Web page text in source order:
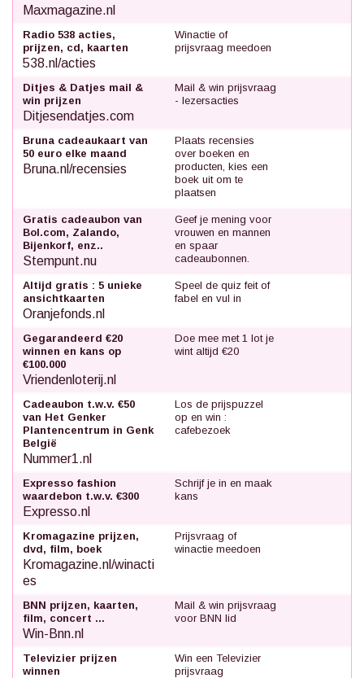
Maxmagazine.nl
Radio 538 acties,
prijzen, cd, kaarten
538.nl/acties
Winactie of
prijsvraag meedoen
Ditjes & Datjes mail &
win prijzen
Ditjesendatjes.com
Mail & win prijsvraag
- lezersacties
Bruna cadeaukaart van
50 euro elke maand
Bruna.nl/recensies
Plaats recensies
over boeken en
producten, kies een
boek uit om te
plaatsen
Gratis cadeaubon van
Bol.com, Zalando,
Bijenkorf, enz..
Stempunt.nu
Geef je mening voor
vrouwen en mannen
en spaar
cadeaubonnen.
Altijd gratis : 5 unieke
ansichtkaarten
Oranjefonds.nl
Speel de quiz feit of
fabel en vul in
Gegarandeerd €20
winnen en kans op
€100.000
Vriendenloterij.nl
Doe mee met 1 lot je
wint altijd €20
Cadeaubon t.w.v. €50
van Het Genker
Plantencentrum in Genk
België
Nummer1.nl
Los de prijspuzzel
op en win :
cafebezoek
Expresso fashion
waardebon t.w.v. €300
Expresso.nl
Schrijf je in en maak
kans
Kromagazine prijzen,
dvd, film, boek
Kromagazine.nl/winacti
es
Prijsvraag of
winactie meedoen
BNN prijzen, kaarten,
film, concert ...
Win-Bnn.nl
Mail & win prijsvraag
voor BNN lid
Televizier prijzen
winnen
Win een Televizier
prijsvraag